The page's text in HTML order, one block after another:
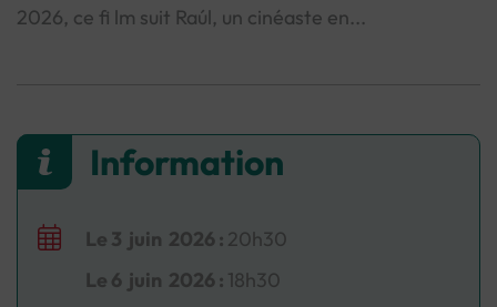
2026, ce fi lm suit Raúl, un cinéaste en...
Le 3 juin 2026 : 20h30
Le 6 juin 2026 : 18h30